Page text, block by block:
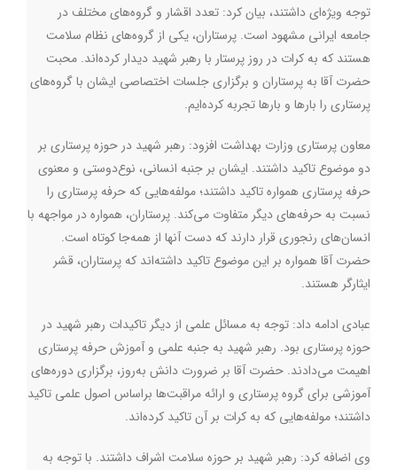
توجه ویژه‌ای داشتند، بیان کرد: تعدد اقشار و گروه‌های مختلف در
جامعه ایرانی مشهود است. پرستاران، یکی از گروه‌های نظام سلامت
هستند که به کرات در روز پرستار با رهبر شهید دیدار کرده‌اند. محبت
حضرت آقا به پرستاران و برگزاری جلسات اختصاصی ایشان با گروه‌های
پرستاری را بارها و بارها تجربه کرده‌ایم.
معاون پرستاری وزارت بهداشت افزود: رهبر شهید در حوزه پرستاری بر
دو موضوع تاکید داشتند. ایشان بر جنبه انسانی، نوع‌دوستی و معنوی
حرفه پرستاری همواره تاکید داشتند؛ مولفه‌هایی که حرفه پرستاری را
نسبت به حرفه‌های دیگر متفاوت می‌کند. پرستاران، همواره در مواجهه با
انسان‌های رنجوری قرار دارند که دست آنها از همه‌جا کوتاه است.
حضرت آقا همواره بر این موضوع تاکید داشته‌اند که پرستاران، قشر
ایثارگر هستند.
عبادی ادامه داد: توجه به مسائل علمی از دیگر تاکیدات رهبر شهید در
حوزه پرستاری بود. رهبر شهید به جنبه علمی و آموزش حرفه پرستاری
اهیمت می‌دادند. حضرت آقا بر ضرورت دانش به‌روز، برگزاری دوره‌های
آموزشی برای گروه پرستاری و ارائه مراقبت‌ها براساس اصول علمی تاکید
داشتند؛ مولفه‌هایی که به کرات بر آن تاکید کرده‌اند.
وی اضافه کرد: رهبر شهید بر حوزه سلامت اشراف داشتند. با توجه به